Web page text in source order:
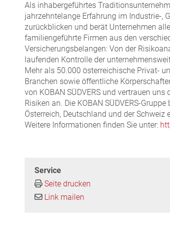
Als inhabergeführtes
jahrzehntelange Erfahrung im Industrie-,
zurückblicken und berät Unternehmen
familiengeführte Firmen aus den
Versicherungsbelangen: Von der
laufenden Kontrolle der
Mehr als 50.000 österreichische Privat-
Branchen sowie öffentliche
von KOBAN SÜDVERS und vertrauen
Risiken an. Die KOBAN SÜDVERS-
Österreich, Deutschland und der
Weitere Informationen finden Sie unter:
Service
Seite drucken
Link mailen